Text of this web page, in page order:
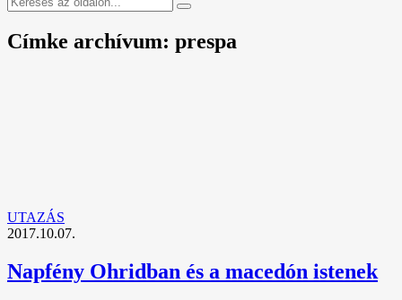
Címke archívum: prespa
UTAZÁS
2017.10.07.
Napfény Ohridban és a macedón istenek